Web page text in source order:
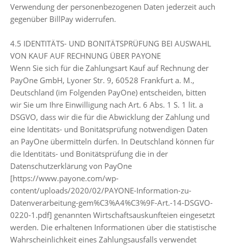
Verwendung der personenbezogenen Daten jederzeit auch
gegenüber BillPay widerrufen.
4.5 IDENTITÄTS- UND BONITÄTSPRÜFUNG BEI AUSWAHL
VON KAUF AUF RECHNUNG ÜBER PAYONE
Wenn Sie sich für die Zahlungsart Kauf auf Rechnung der
PayOne GmbH, Lyoner Str. 9, 60528 Frankfurt a. M.,
Deutschland (im Folgenden PayOne) entscheiden, bitten
wir Sie um Ihre Einwilligung nach Art. 6 Abs. 1 S. 1 lit. a
DSGVO, dass wir die für die Abwicklung der Zahlung und
eine Identitäts- und Bonitätsprüfung notwendigen Daten
an PayOne übermitteln dürfen. In Deutschland können für
die Identitäts- und Bonitätsprüfung die in der
Datenschutzerklärung von PayOne
[https://www.payone.com/wp-
content/uploads/2020/02/PAYONE-Information-zu-
Datenverarbeitung-gem%C3%A4%C3%9F-Art.-14-DSGVO-
0220-1.pdf] genannten Wirtschaftsauskunfteien eingesetzt
werden. Die erhaltenen Informationen über die statistische
Wahrscheinlichkeit eines Zahlungsausfalls verwendet